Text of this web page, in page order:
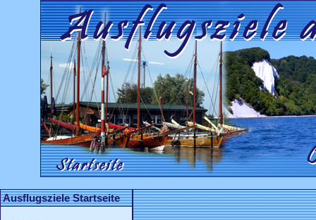
Ausflugsziele Startseite